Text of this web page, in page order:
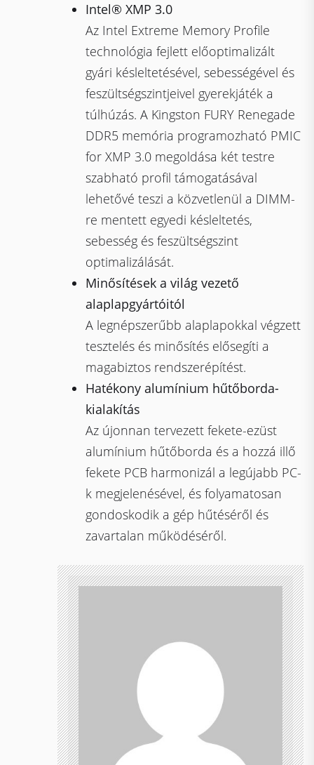
Intel® XMP 3.0
Az Intel Extreme Memory Profile
technológia fejlett előoptimalizált
gyári késleltetésével, sebességével és
feszültségszintjeivel gyerekjáték a
túlhúzás. A Kingston FURY Renegade
DDR5 memória programozható PMIC
for XMP 3.0 megoldása két testre
szabható profil támogatásával
lehetővé teszi a közvetlenül a DIMM-
re mentett egyedi késleltetés,
sebesség és feszültségszint
optimalizálását.
Minősítések a világ vezető
alaplapgyártóitól
A legnépszerűbb alaplapokkal végzett
tesztelés és minősítés elősegíti a
magabiztos rendszerépítést.
Hatékony alumínium hűtőborda-
kialakítás
Az újonnan tervezett fekete-ezüst
alumínium hűtőborda és a hozzá illő
fekete PCB harmonizál a legújabb PC-
k megjelenésével, és folyamatosan
gondoskodik a gép hűtéséről és
zavartalan működéséről.